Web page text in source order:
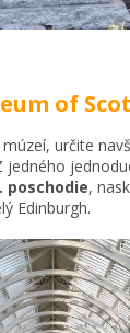
of
určite
jedného
poschodie,
Edinburgh.